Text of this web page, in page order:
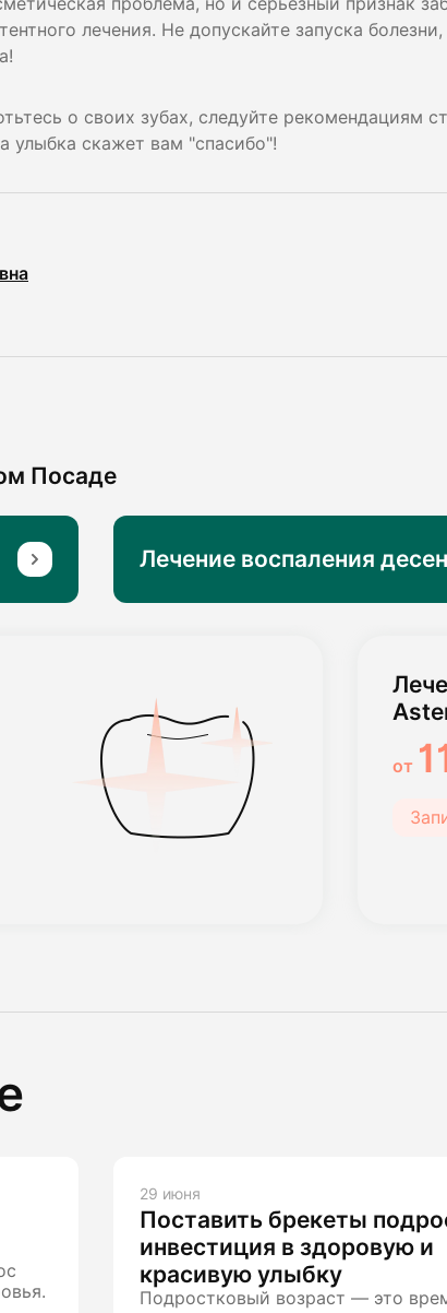
лечения. Не допускайте запуска болезни,
о своих зубах, следуйте рекомендациям
улыбка скажет вам "спасибо"!
Посаде
Лечение воспаления десен
от
29 июня
Поставить брекеты
инвестиция в здоровую и
красивую улыбку
Подростковый возраст — это